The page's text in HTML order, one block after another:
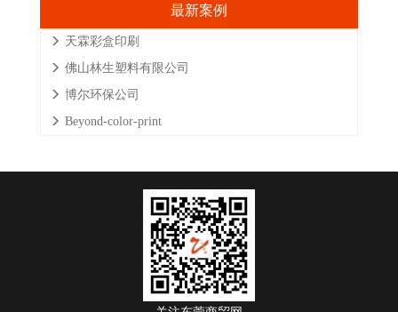
最新案例
天霖彩盒印刷
佛山林生塑料有限公司
博尔环保公司
Beyond-color-print